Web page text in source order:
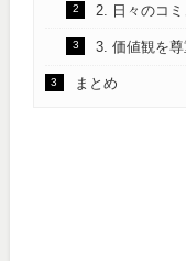
2. 日々のコ
3. 価値観を
まとめ